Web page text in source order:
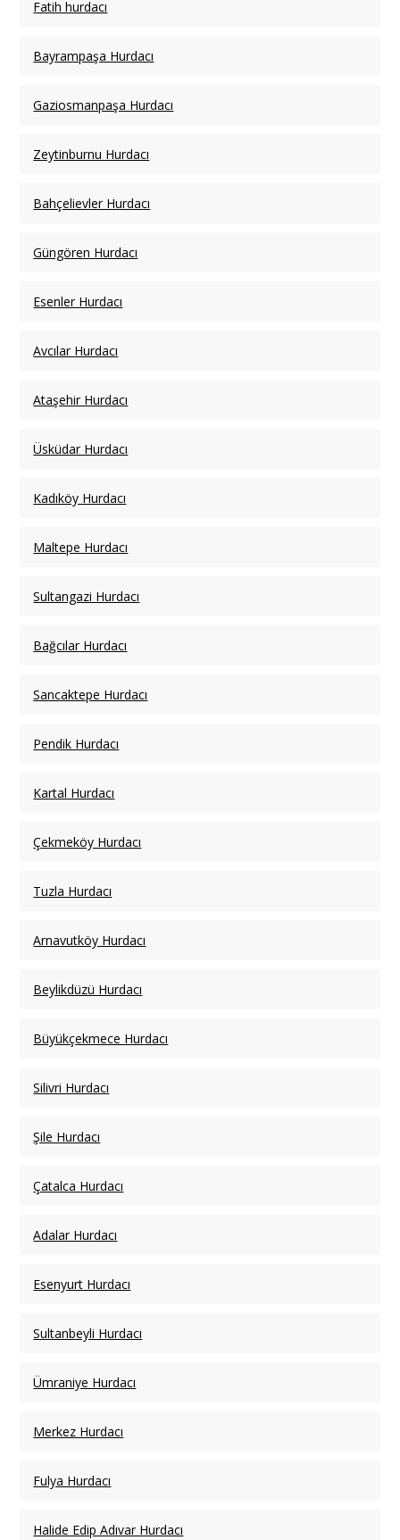
Fatih hurdacı
Bayrampaşa Hurdacı
Gaziosmanpaşa Hurdacı
Zeytinburnu Hurdacı
Bahçelievler Hurdacı
Güngören Hurdacı
Esenler Hurdacı
Avcılar Hurdacı
Ataşehir Hurdacı
Üsküdar Hurdacı
Kadıköy Hurdacı
Maltepe Hurdacı
Sultangazi Hurdacı
Bağcılar Hurdacı
Sancaktepe Hurdacı
Pendik Hurdacı
Kartal Hurdacı
Çekmeköy Hurdacı
Tuzla Hurdacı
Arnavutköy Hurdacı
Beylikdüzü Hurdacı
Büyükçekmece Hurdacı
Silivri Hurdacı
Şile Hurdacı
Çatalca Hurdacı
Adalar Hurdacı
Esenyurt Hurdacı
Sultanbeyli Hurdacı
Ümraniye Hurdacı
Merkez Hurdacı
Fulya Hurdacı
Halide Edip Adıvar Hurdacı